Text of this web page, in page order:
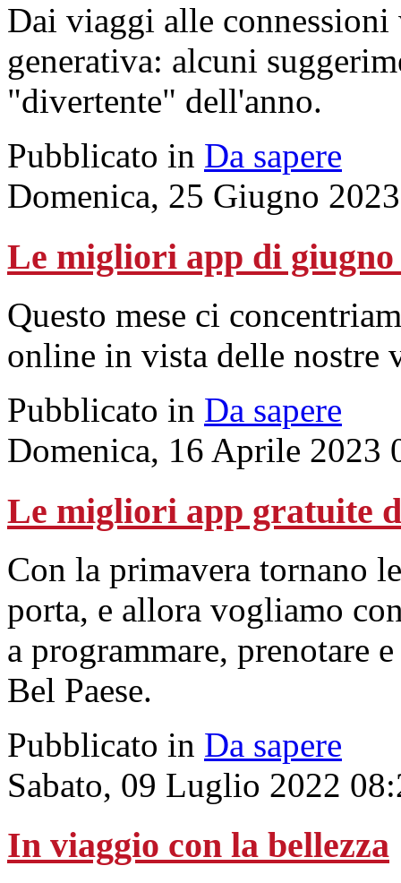
Dai viaggi alle
generativa: alcuni
"divertente" dell'anno.
Pubblicato in Da sapere
Domenica, 25 Giugno
Le migliori app di giugno
Questo mese ci
online in vista delle nostre
Pubblicato in Da sapere
Domenica, 16 Aprile 2023
Le migliori app gratuite
Con la primavera tornano
porta, e allora vogliamo
a programmare, prenotare
Bel Paese.
Pubblicato in Da sapere
Sabato, 09 Luglio 2022
In viaggio con la bellezza